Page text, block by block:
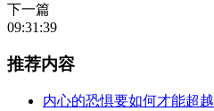
下一篇
09:31:39
推荐内容
内心的恐惧要如何才能超越